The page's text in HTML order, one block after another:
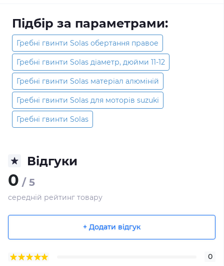
Підбір за параметрами:
Гребні гвинти Solas обертання правое
Гребні гвинти Solas діаметр, дюйми 11-12
Гребні гвинти Solas матеріал алюміній
Гребні гвинти Solas для моторів suzuki
Гребні гвинти Solas
Відгуки
0 / 5
середній рейтинг товару
+ Додати відгук
0